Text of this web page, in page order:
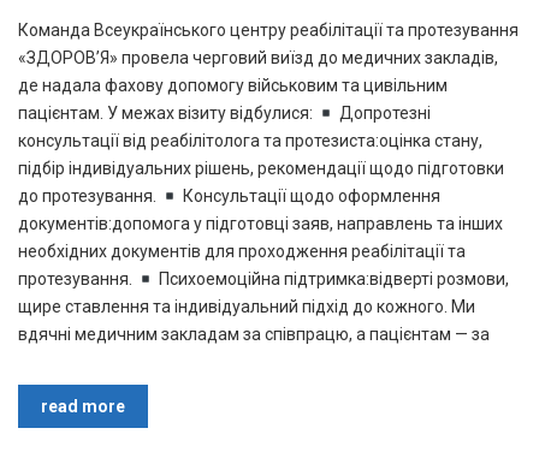
Команда Всеукраїнського центру реабілітації та протезування
«ЗДОРОВʼЯ» провела черговий виїзд до медичних закладів,
де надала фахову допомогу військовим та цивільним
пацієнтам. У межах візиту відбулися:
Допротезні
консультації від реабілітолога та протезиста:оцінка стану,
підбір індивідуальних рішень, рекомендації щодо підготовки
до протезування.
Консультації щодо оформлення
документів:допомога у підготовці заяв, направлень та інших
необхідних документів для проходження реабілітації та
протезування.
Психоемоційна підтримка:відверті розмови,
щире ставлення та індивідуальний підхід до кожного. Ми
вдячні медичним закладам за співпрацю, а пацієнтам — за
read more